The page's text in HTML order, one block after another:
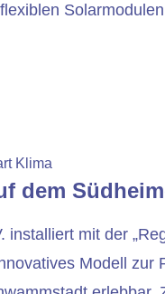
dem
installiert mit der
Modell zur